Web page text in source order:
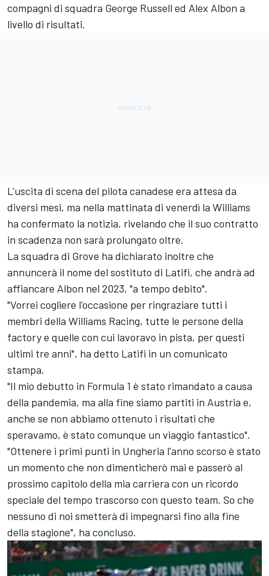
compagni di squadra George Russell ed Alex Albon a
livello di risultati.
L'uscita di scena del pilota canadese era attesa da
diversi mesi, ma nella mattinata di venerdì la Williams
ha confermato la notizia, rivelando che il suo contratto
in scadenza non sarà prolungato oltre.
La squadra di Grove ha dichiarato inoltre che
annuncerà il nome del sostituto di Latifi, che andrà ad
affiancare Albon nel 2023, "a tempo debito".
"Vorrei cogliere l'occasione per ringraziare tutti i
membri della Williams Racing, tutte le persone della
factory e quelle con cui lavoravo in pista, per questi
ultimi tre anni", ha detto Latifi in un comunicato
stampa.
"Il mio debutto in Formula 1 è stato rimandato a causa
della pandemia, ma alla fine siamo partiti in Austria e,
anche se non abbiamo ottenuto i risultati che
speravamo, è stato comunque un viaggio fantastico".
"Ottenere i primi punti in Ungheria l'anno scorso è stato
un momento che non dimenticherò mai e passerò al
prossimo capitolo della mia carriera con un ricordo
speciale del tempo trascorso con questo team. So che
nessuno di noi smetterà di impegnarsi fino alla fine
della stagione", ha concluso.